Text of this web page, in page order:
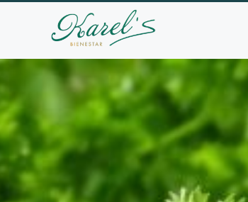
Llámame o Escríbeme +34 633 83 83 74